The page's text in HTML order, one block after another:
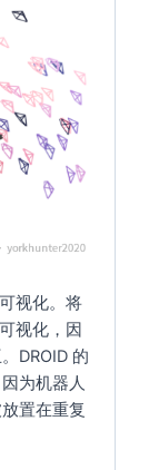
视化。将
视化，因
DROID 的
为机器人
置在重复